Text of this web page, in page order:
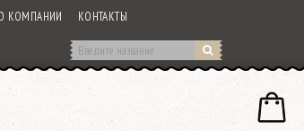
КОМПАНИИ КОНТАКТЫ